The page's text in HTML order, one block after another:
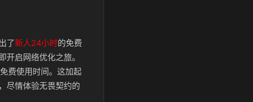
了新人24小时的免费
启网络优化之旅。
费使用时间。这加起
尽情体验无畏契约的